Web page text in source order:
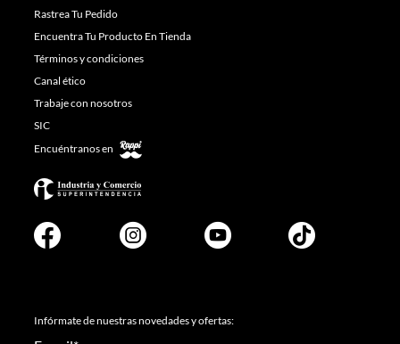
Rastrea Tu Pedido
Encuentra Tu Producto En Tienda
Términos y condiciones
Canal ético
Trabaje con nosotros
SIC
Encuéntranos en
Infórmate de nuestras novedades y ofertas: